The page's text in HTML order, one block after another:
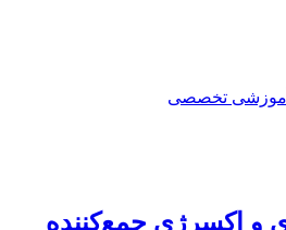
آموزشی تخصصی
و اکسرژی جمع‌کننده